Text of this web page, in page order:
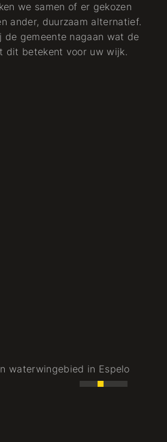
we samen of er gekozen
ander, duurzaam alternatief.
de gemeente nagaan wat de
dit betekent voor uw wijk.